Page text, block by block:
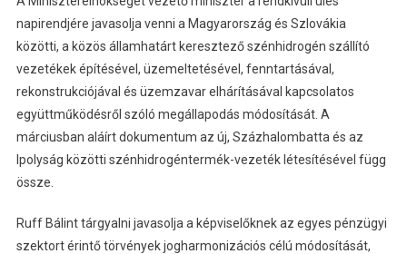
napirendjére javasolja venni a Magyarország és Szlovákia
közötti, a közös államhatárt keresztező szénhidrogén szállító
vezetékek építésével, üzemeltetésével, fenntartásával,
rekonstrukciójával és üzemzavar elhárításával kapcsolatos
együttműködésről szóló megállapodás módosítását. A
márciusban aláírt dokumentum az új, Százhalombatta és az
Ipolyság közötti szénhidrogéntermék-vezeték létesítésével függ
össze.
Ruff Bálint tárgyalni javasolja a képviselőknek az egyes pénzügyi
szektort érintő törvények jogharmonizációs célú módosítását,